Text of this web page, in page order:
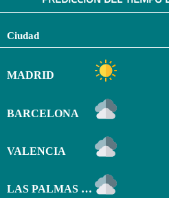
Ciudad
MADRID
BARCELONA
VALENCIA
LAS PALMAS DE GRAN CANARIA